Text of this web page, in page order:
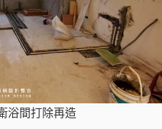
浴間打除再造